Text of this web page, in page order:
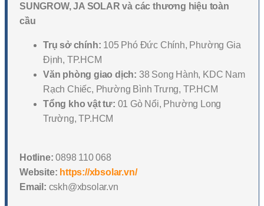
SUNGROW, JA SOLAR và các thương hiệu toàn
cầu
Trụ sở chính: 105 Phó Đức Chính, Phường Gia
Định, TP.HCM
Văn phòng giao dịch: 38 Song Hành, KDC Nam
Rạch Chiếc, Phường Bình Trưng, TP.HCM
Tổng kho vật tư: 01 Gò Nổi, Phường Long
Trường, TP.HCM
Hotline: 0898 110 068
Website: https://xbsolar.vn/
Email: cskh@xbsolar.vn